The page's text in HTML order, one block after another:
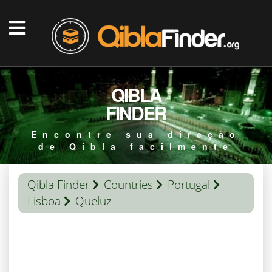
QIBLA
FINDER
Encontre sua direção
de Qibla facilmente
Qibla Finder Countries
Portugal
Lisboa
Queluz